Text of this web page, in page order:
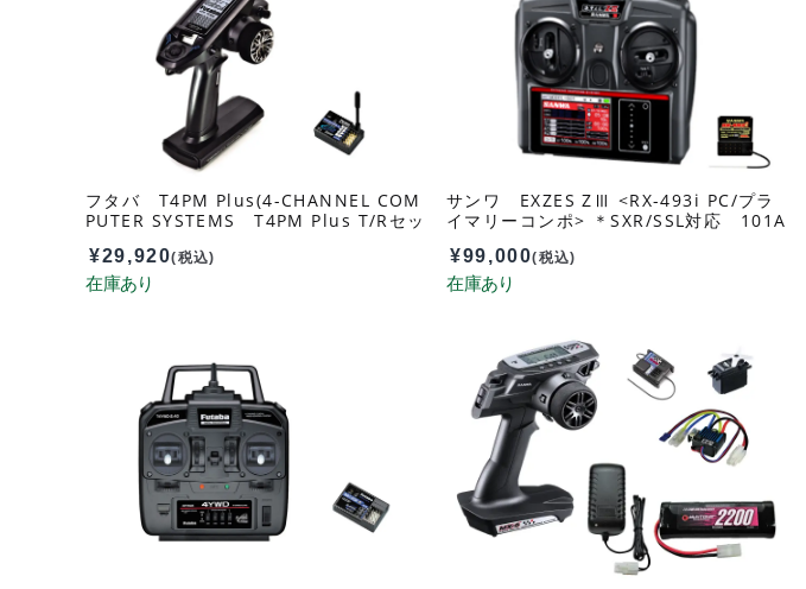
フタバ T4PM Plus(4-CHANNEL COM
PUTER SYSTEMS T4PM Plus T/Rセッ
¥29,920(税込)
サンワ EXZES ZⅢ <RX-493i PC/プラ
イマリーコンポ> ＊SXR/SSL対応 101A
¥99,000(税込)